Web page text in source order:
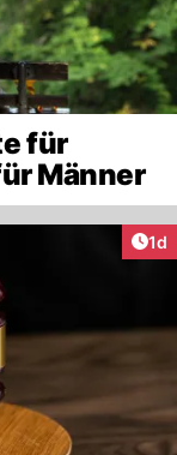
für
Männer
1d